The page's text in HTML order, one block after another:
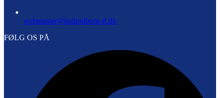
webmaster@kalundborg-if.dk
FØLG OS PÅ